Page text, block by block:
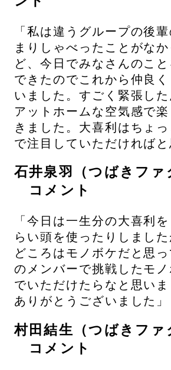
「私は違うグループの後
まりしゃべったことがな
ど、今日でみなさんのこ
できたのでこれから仲良
いました。すごく緊張した
アットホームな空気感で
きました。大喜利はちょ
で注目していただければと
石井泉羽（つばきファ
コメント
「今日は一生分の大喜利
らい頭を使ったりしまし
どころはモノボケだと思
のメンバーで挑戦したモ
でいただけたらなと思い
ありがとうございました」
村田結生（つばきファ
コメント